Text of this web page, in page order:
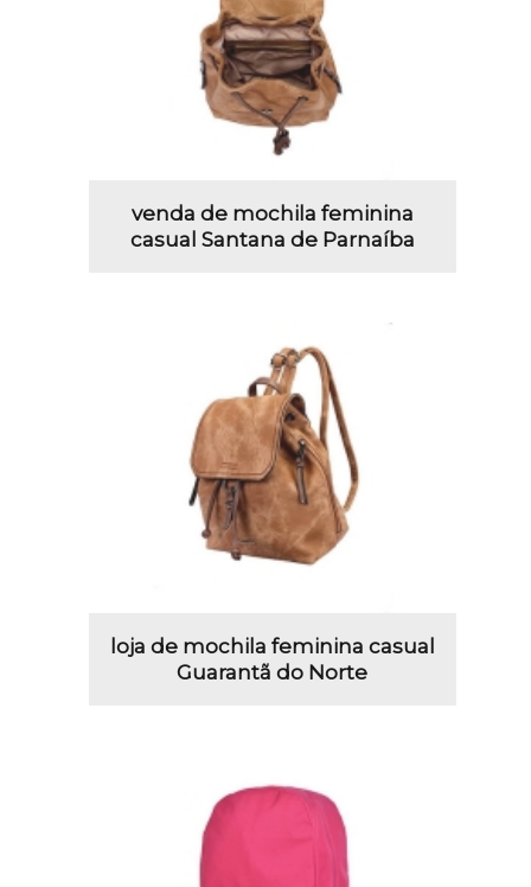
venda de mochila feminina
casual Santana de Parnaíba
loja de mochila feminina casual
Guarantã do Norte